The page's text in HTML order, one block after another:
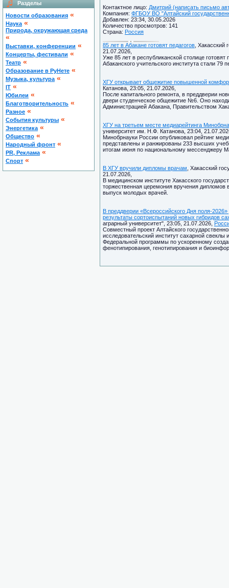
Разделы
Новости образования «
Наука «
Природа, окружающая среда
«
Выставки, конференции «
Концерты, фестивали «
Театр «
Образование в РуНете «
Музыка, культура «
IT «
Юбилеи «
Благотворительность «
Разное «
Cобытия культуры «
Энергетика «
Общество «
Народный фронт «
PR, Реклама «
Спорт «
Контактное лицо: Дмитрий (написать письмо
Компания: ФГБОУ ВО "Алтайский
Добавлен: 23:34, 30.05.2026
Количество просмотров: 141
Страна: Россия
85 лет в Абакане готовят педагогов ,
21.07.2026,
Уже 85 лет в республиканской столице
Абаканского учительского института стали 79
ХГУ открывает общежитие повышенной
Катанова, 23:05, 21.07.2026,
После капитального ремонта, в преддверии
двери студенческое общежитие №6. Оно
Администрацией Абакана, Правительством
ХГУ на третьем месте медиарейтинга
университет им. Н.Ф. Катанова, 23:04,
Минобрнауки России опубликовал рейтинг
представлены и ранжированы 233 высших
итогам июня по национальному мессенджеру
В ХГУ вручили дипломы врачам , Хакасский
21.07.2026,
В медицинском институте Хакасского
торжественная церемония вручения
выпуск молодых врачей.
В преддверии «Всероссийского Дня поля-
результаты сортоиспытаний новых гибридов
аграрный университет", 23:05, 21.07.2026,
Совместный проект Алтайского
исследовательский институт сахарной
Федеральной программы по ускоренному
фенотипирования, генотипирования и